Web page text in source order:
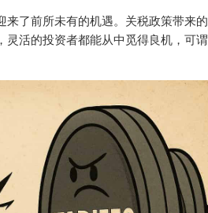
来了前所未有的机遇。关税政策带来的
活的投资者都能从中觅得良机，可谓